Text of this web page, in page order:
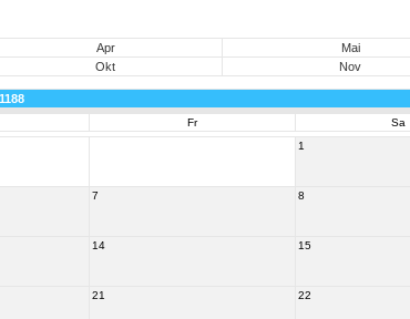
Apr Mai
Okt Nov
Fr Sa
1
7 8
14 15
21 22